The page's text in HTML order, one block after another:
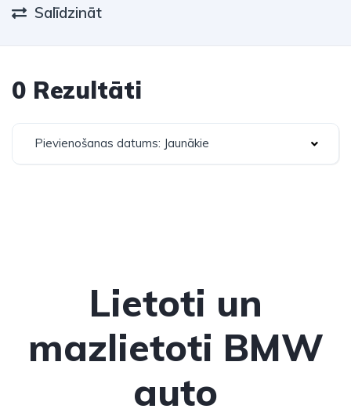
Salīdzināt
0 Rezultāti
Pievienošanas datums: Jaunākie
Lietoti un
mazlietoti BMW
auto